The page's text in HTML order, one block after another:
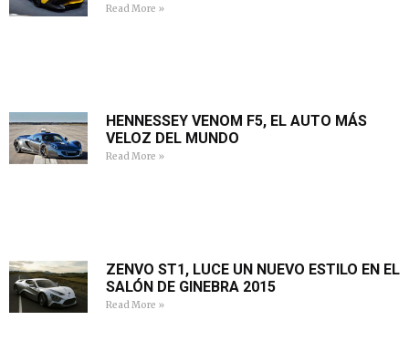
Read More »
HENNESSEY VENOM F5, EL AUTO MÁS
VELOZ DEL MUNDO
Read More »
ZENVO ST1, LUCE UN NUEVO ESTILO EN EL
SALÓN DE GINEBRA 2015
Read More »